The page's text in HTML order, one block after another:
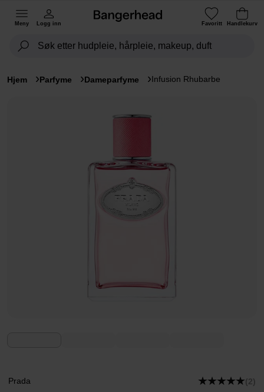
Meny Logg inn Favoritt Handlekurv
Hjem Parfyme Dameparfyme Infusion Rhubarbe
Prada (2)